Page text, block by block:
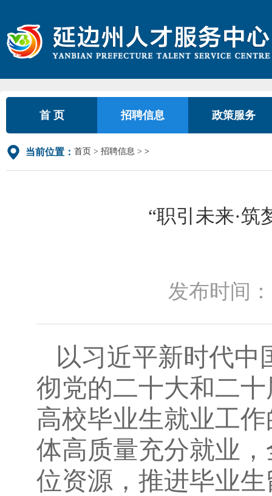
首 页 招聘信息 政策服务
当前位置： 首页 招聘信息 >
“职引未来·筑
发布时间：
以习近平新时代中
彻党的二十大和二十
高校毕业生就业工
体高质量充分就业
位资源，推进毕业